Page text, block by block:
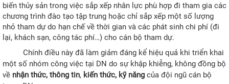
biến thủy sản trong việc sắp xếp nhân lực phù hợp đi tham gia các
chương trình đào tạo tập trung hoặc chỉ sắp xếp một số lượng
nhỏ tham dự do hạn chế về thời gian và các phát sinh chi phí (đi
lại, khách sạn, công tác phí…) cho cán bộ tham dự.
Chính điều này đã làm giảm đáng kể hiệu quả khi triển khai
một số nhóm công việc tại DN do sự khập khiễng, không đồng bộ
về nhận thức, thông tin, kiến thức, kỹ năng của đội ngũ cán bộ